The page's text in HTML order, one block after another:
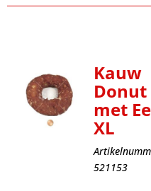
Kauw
Donut
met
XL
521153